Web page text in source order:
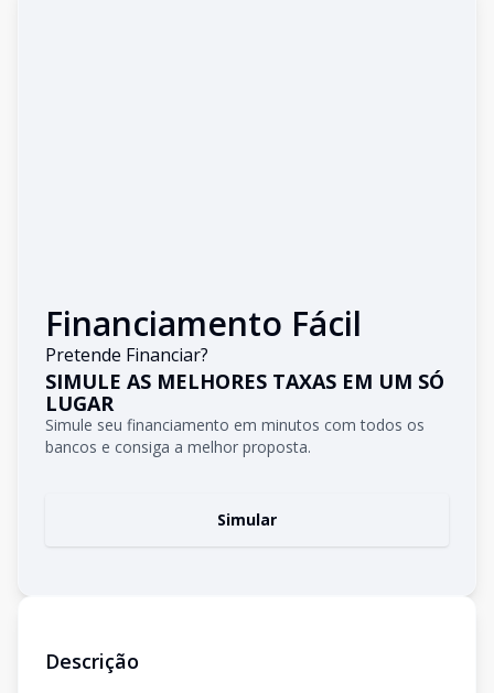
Financiamento Fácil
Pretende Financiar?
SIMULE AS MELHORES TAXAS EM UM SÓ
LUGAR
Simule seu financiamento em minutos com todos os
bancos e consiga a melhor proposta.
Simular
Descrição